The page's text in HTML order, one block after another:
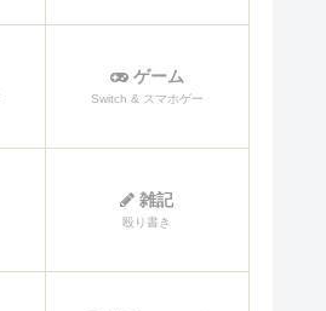
ゲーム
Switch & スマホゲー
雑記
殴り書き